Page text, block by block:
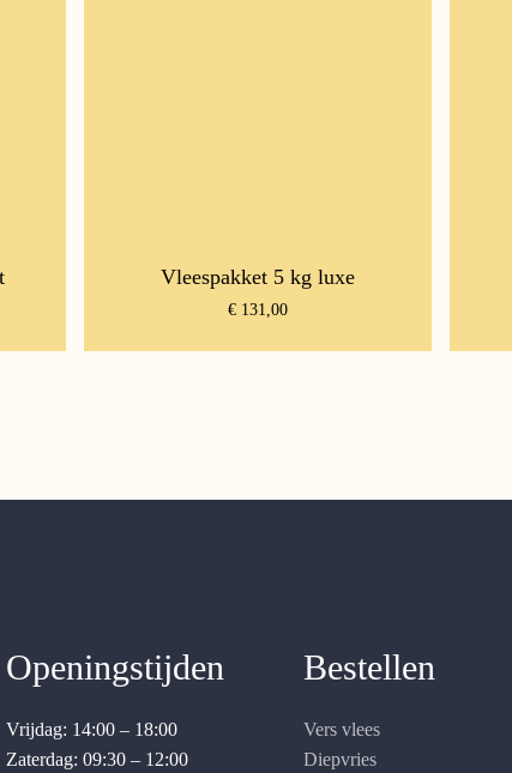
Vleespakket 5 kg luxe
€131,00
Openingstijden
Vrijdag: 14:00 – 18:00
Zaterdag: 09:30 – 12:00
Bestellen
Vers vlees
Diepvries